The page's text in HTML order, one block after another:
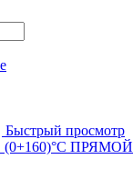
Быстрый просмотр
(0+160)°C ПРЯМОЙ